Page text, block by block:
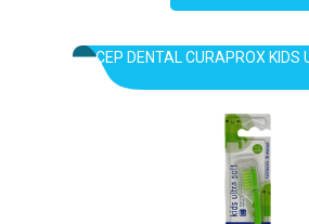
CEP DENTAL CURAPROX KIDS